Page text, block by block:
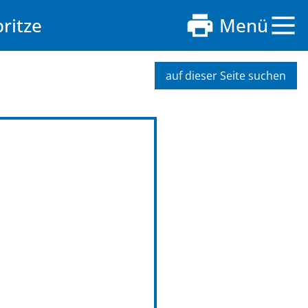
Menü
auf dieser Seite suchen